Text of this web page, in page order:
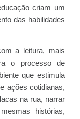
criam um
das habilidades
a leitura, mais
o processo de
que estimula
ações cotidianas,
na rua, narrar
histórias,